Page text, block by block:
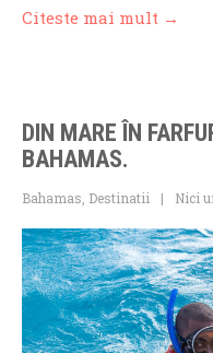
Citeste mai mult →
DIN MARE ÎN
BAHAMAS.
Bahamas Destinatii Nici